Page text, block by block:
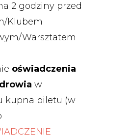
2 godziny przed
Klubem
Warsztatem
oświadczenia
w
kupna biletu (w